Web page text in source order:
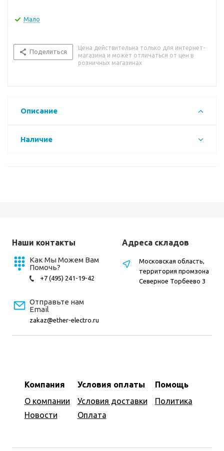
Мало
Поделиться
Цена действительна только для интернет-
магазина и может отличаться от цен в
розничных магазинах
Описание
Наличие
Наши контакты
Как Мы Можем Вам
Помочь?
+7 (495) 241-19-42
Отправьте нам
Email
zakaz@ether-electro.ru
Компания
О компании
Новости
Условия оплаты
Условия доставки
Оплата
Помощь
Политика
Адреса складов
Московская область,
территория промзона
Северное Торбеево 3